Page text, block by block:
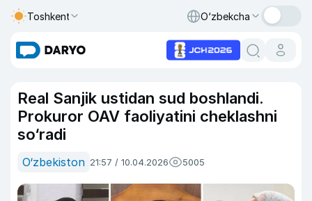
Toshkent O‘zbekcha
Real Sanjik ustidan sud boshlandi.
Prokuror OAV faoliyatini cheklashni
so‘radi
O‘zbekiston 21:57 / 10.04.2026 5005